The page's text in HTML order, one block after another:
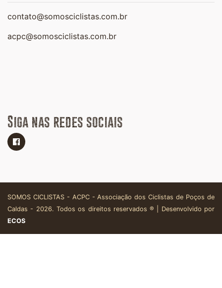
contato@somosciclistas.com.br
acpc@somosciclistas.com.br
Siga nas redes sociais
SOMOS CICLISTAS - ACPC - Associação dos Ciclistas de Poços de
Caldas - 2026. Todos os direitos reservados ® | Desenvolvido por
ECOS